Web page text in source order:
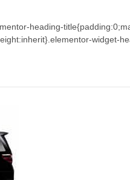
heading-
widget-